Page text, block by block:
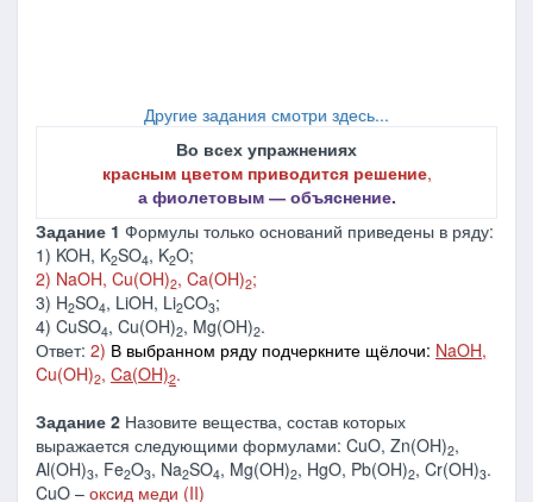
Другие задания смотри здесь...
Во всех упражнениях
красным цветом приводится решение,
а фиолетовым ― объяснение.
Задание 1 Формулы только оснований приведены в ряду:
1) KOH, K2SO4, K2O;
2) NaOH, Cu(OH)2, Ca(OH)2;
3) H2SO4, LiOH, Li2CO3;
4) CuSO4, Cu(OH)2, Mg(OH)2.
Ответ: 2) В выбранном ряду подчеркните щёлочи: NaOH,
Cu(OH)2, Ca(OH)2.
Задание 2 Назовите вещества, состав которых
выражается следующими формулами: CuO, Zn(OH)2,
Al(OH)3, Fe2O3, Na2SO4, Mg(OH)2, HgO, Pb(OH)2, Cr(OH)3.
CuO – оксид меди (II)